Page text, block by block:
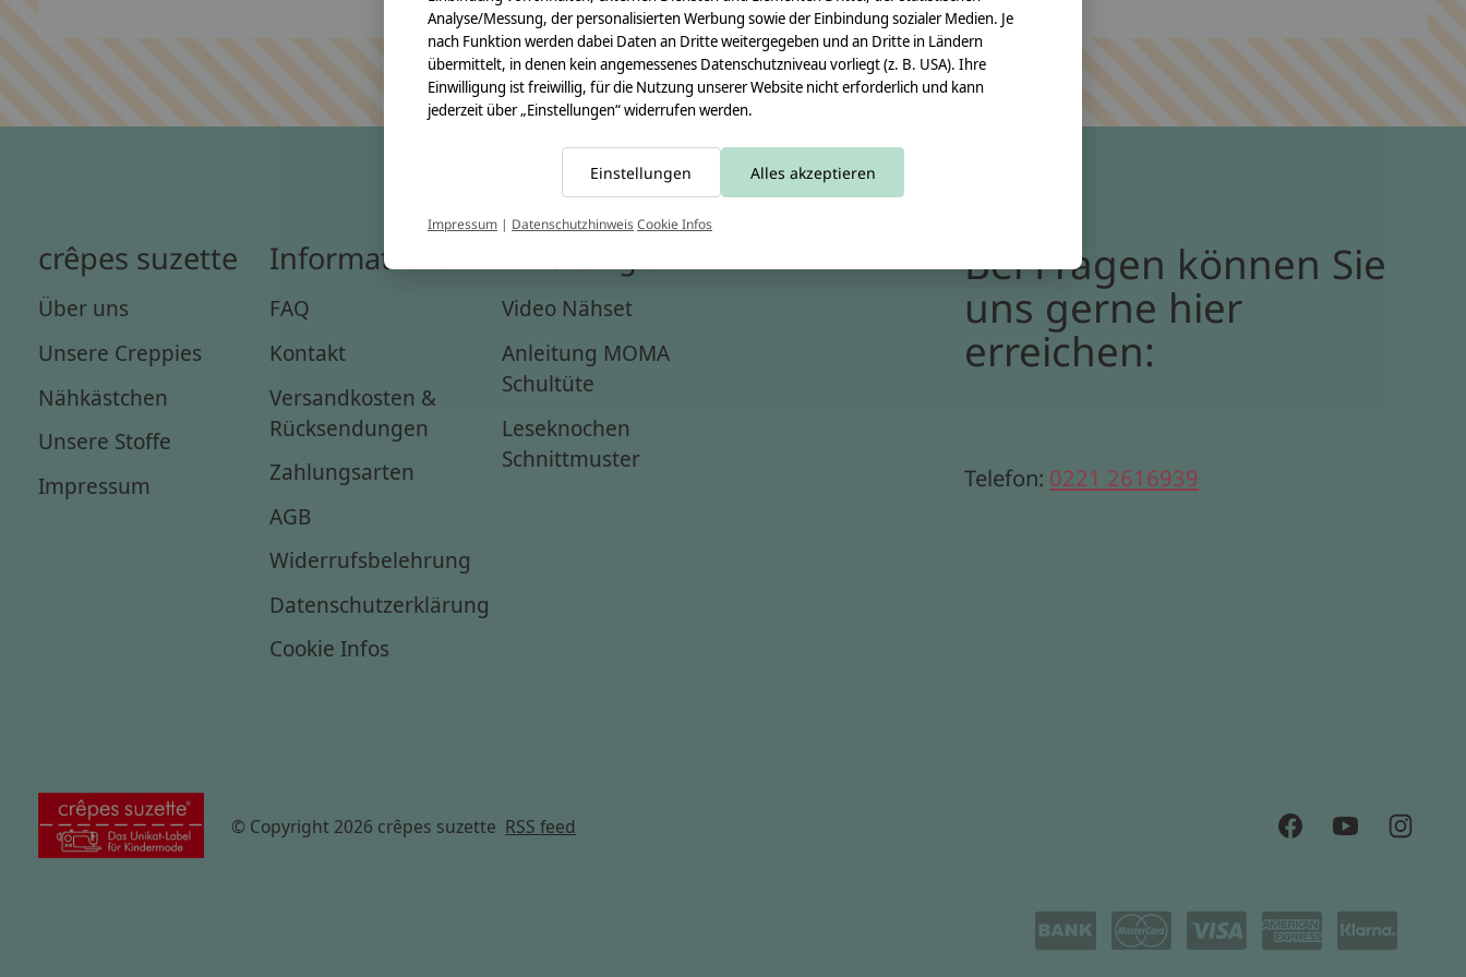
crêpes suzette
Über uns
Unsere Creppies
Nähkästchen
Unsere Stoffe
Impressum
Informationen
FAQ
Kontakt
Versandkosten &
Rücksendungen
Zahlungsarten
AGB
Widerrufsbelehrung
Datenschutzerklärung
Cookie Infos
Video Nähset
Anleitung MOMA
Schultüte
Leseknochen
Schnittmuster
Bei Fragen können Sie
uns gerne hier
erreichen:
Telefon: 0221 2616939
© Copyright 2026 crêpes suzette RSS feed
Analyse/Messung, der personalisierten Werbung sowie der Einbindung sozialer Medien. Je
nach Funktion werden dabei Daten an Dritte weitergegeben und an Dritte in Ländern
übermittelt, in denen kein angemessenes Datenschutzniveau vorliegt (z. B. USA). Ihre
Einwilligung ist freiwillig, für die Nutzung unserer Website nicht erforderlich und kann
jederzeit über „Einstellungen“ widerrufen werden.
Einstellungen Alles akzeptieren
Impressum | DatenschutzhinweisCookie Infos